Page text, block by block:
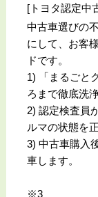
[トヨタ認定中
中古車選びの
にして、お客
ドです。
1) 「まるごと
ろまで徹底洗
2) 認定検査員
ルマの状態を
3) 中古車購入
車します。
※3